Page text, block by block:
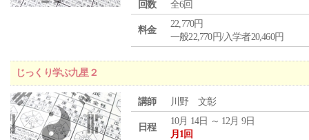
回数 全6回
料金
22,770円
一般22,770円/入学者20,460円
じっくり学ぶ九星２
講師 川野 文彰
日程
10月 14日 ～ 12月 9日
月1回